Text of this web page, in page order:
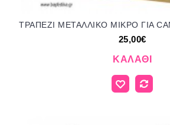
25,00€
ΚΑΛΆΘΙ